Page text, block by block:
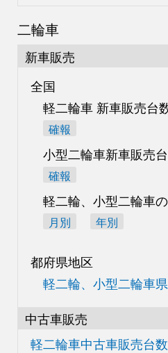
二輪車
新車販売
全国
軽二輪車 新車販売台
確報
小型二輪車新車販売
確報
軽二輪、小型二輪車の
月別 年別
都府県地区
軽二輪、小型二輪車
中古車販売
軽二輪車中古車販売台数